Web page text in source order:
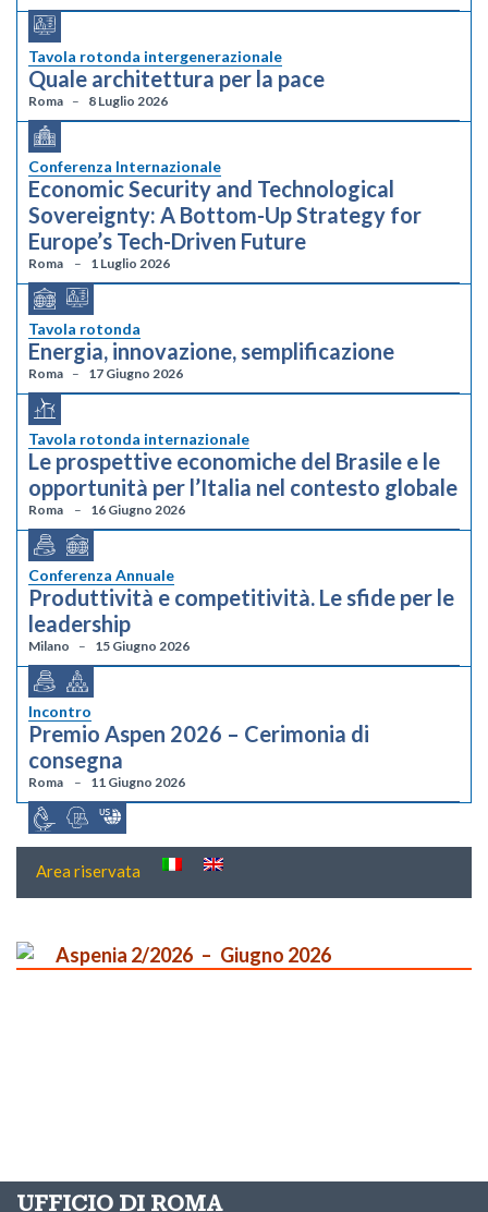
Tavola rotonda intergenerazionale
Quale architettura per la pace
Roma 8 Luglio 2026
Conferenza Internazionale
Economic Security and Technological
Sovereignty: A Bottom-Up Strategy for
Europe’s Tech-Driven Future
Roma 1 Luglio 2026
Tavola rotonda
Energia, innovazione, semplificazione
Roma 17 Giugno 2026
Tavola rotonda internazionale
Le prospettive economiche del Brasile e le
opportunità per l’Italia nel contesto globale
Roma 16 Giugno 2026
Conferenza Annuale
Produttività e competitività. Le sfide per le
leadership
Milano 15 Giugno 2026
Incontro
Premio Aspen 2026 – Cerimonia di
consegna
Roma 11 Giugno 2026
Area riservata
Aspenia 2/2026 Giugno 2026
UFFICIO DI ROMA